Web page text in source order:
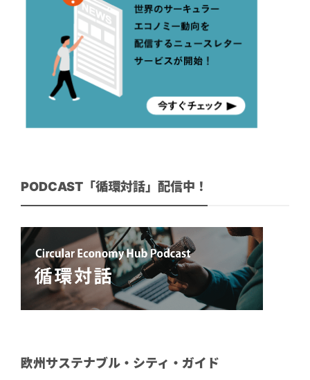
PODCAST「循環対話」配信中！
欧州サステナブル・シティ・ガイド